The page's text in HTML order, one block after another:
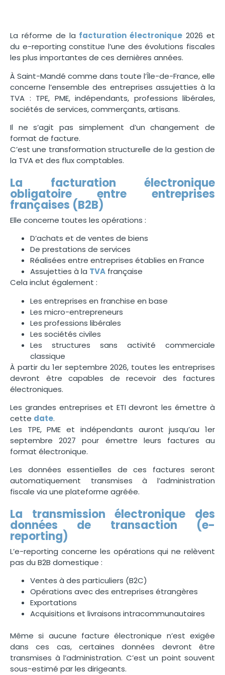
La réforme de la facturation électronique 2026 et
du e-reporting constitue l’une des évolutions fiscales
les plus importantes de ces dernières années.
À Saint-Mandé comme dans toute l’Île-de-France, elle
concerne l’ensemble des entreprises assujetties à la
TVA : TPE, PME, indépendants, professions libérales,
sociétés de services, commerçants, artisans.
Il ne s’agit pas simplement d’un changement de
format de facture.
C’est une transformation structurelle de la gestion de
la TVA et des flux comptables.
La facturation électronique
obligatoire entre entreprises
françaises (B2B)
Elle concerne toutes les opérations :
D’achats et de ventes de biens
De prestations de services
Réalisées entre entreprises établies en France
Assujetties à la TVA française
Cela inclut également :
Les entreprises en franchise en base
Les micro-entrepreneurs
Les professions libérales
Les sociétés civiles
Les structures sans activité commerciale
classique
À partir du 1er septembre 2026, toutes les entreprises
devront être capables de recevoir des factures
électroniques.
Les grandes entreprises et ETI devront les émettre à
cette date.
Les TPE, PME et indépendants auront jusqu’au 1er
septembre 2027 pour émettre leurs factures au
format électronique.
Les données essentielles de ces factures seront
automatiquement transmises à l’administration
fiscale via une plateforme agréée.
La transmission électronique des
données de transaction (e-
reporting)
L’e-reporting concerne les opérations qui ne relèvent
pas du B2B domestique :
Ventes à des particuliers (B2C)
Opérations avec des entreprises étrangères
Exportations
Acquisitions et livraisons intracommunautaires
Même si aucune facture électronique n’est exigée
dans ces cas, certaines données devront être
transmises à l’administration. C’est un point souvent
sous-estimé par les dirigeants.